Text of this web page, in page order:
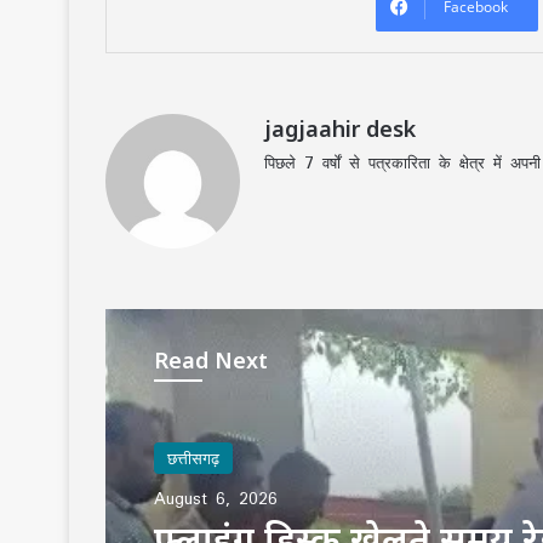
Facebook
jagjaahir desk
पिछले 7 वर्षों से पत्रकारिता के क्षेत्र में
Read Next
छत्तीसगढ़
August 6, 2026